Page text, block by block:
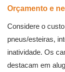
Orçamento e
Considere o
pneus/esteiras,
inatividade. Os
destacam em